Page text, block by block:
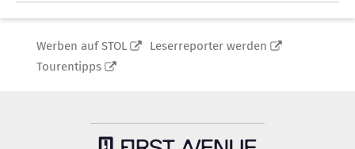
Werben auf STOL
Leserreporter werden
Tourentipps